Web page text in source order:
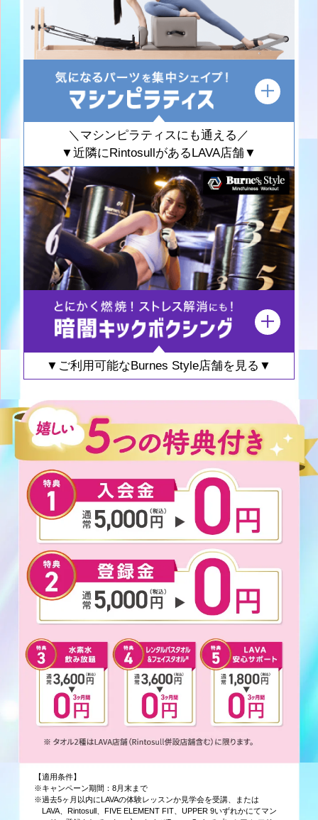
＼マシンピラティスにも通える／
▼近隣にRintosullがあるLAVA店舗▼
▼ご利用可能なBurnes Style店舗を見る▼
【適用条件】
※キャンペーン期間：8月末まで
※過去5ヶ月以内にLAVAの体験レッスンか見学会を受講、または
LAVA、Rintosull、FIVE ELEMENT FIT、UPPER 9いずれかにてマン